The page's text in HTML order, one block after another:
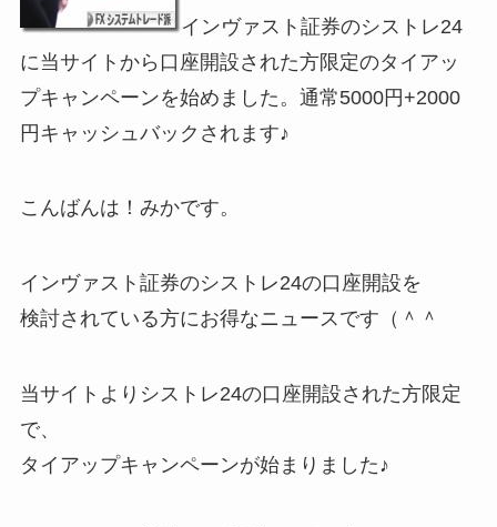
インヴァスト証券のシストレ24
に当サイトから口座開設された方限定のタイアッ
プキャンペーンを始めました。通常5000円+2000
円キャッシュバックされます♪
こんばんは！みかです。
インヴァスト証券のシストレ24の口座開設を
検討されている方にお得なニュースです（＾＾
当サイトよりシストレ24の口座開設された方限定
で、
タイアップキャンペーンが始まりました♪